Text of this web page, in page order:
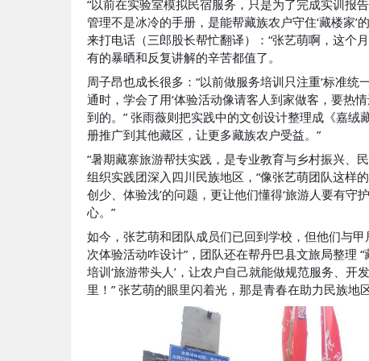
“以前在实验室模拟民宿服务，只是为了完成实训报
管理不是冰冷的手册，是能帮藏族农户守住‘藏楼家’
来打电话（三郎股长帮忙翻译）：“张艺萌啊，这
有的暴晒和反复讲解的辛苦都值了。
周子昂也成长很多：“以前做服务培训只注重‘标准
通时，学会了用‘体验活动像请客人到家做客，要
到的。” 张雨薇则把实践中的文创设计整理成《嘉
册推广到其他藏区，让更多藏族农户受益。”
“暑期藏寨旅游帮扶实践，是专业教育与乡村振兴、
组织实践团深入四川民族地区，“像张艺萌团队这样
创少、体验浅’的问题，更让他们懂得‘旅游人要有
心。”
如今，张艺萌和团队成员们已回到学校，但他们与
次体验活动咋设计”，团队还在帮丹巴县文旅局整理
培训‘旅游带头人’，让农户自己就能做规范服务、
里！” 张艺萌的眼里闪着光，那是青春在助力民族地